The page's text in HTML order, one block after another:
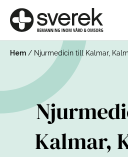
Hem / Njurmedicin till Kalmar,
Kalmar,